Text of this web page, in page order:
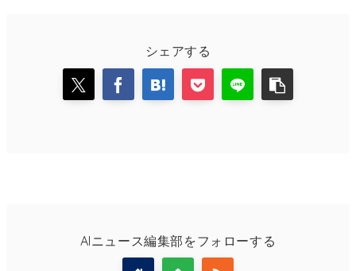
シェアする
AIニュース編集部をフォローする